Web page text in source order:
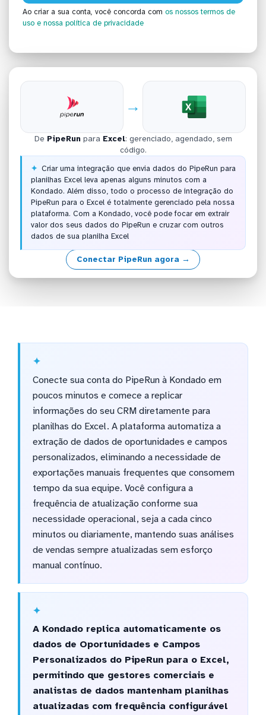
Ao criar a sua conta, você concorda com os nossos termos de
uso e nossa política de privacidade
→
De PipeRunpara Excel: gerenciado, agendado, sem
código.
Criar uma integração que envia dados do PipeRun para
planilhas Excel leva apenas alguns minutos com a
Kondado. Além disso, todo o processo de integração do
PipeRun para o Excel é totalmente gerenciado pela nossa
plataforma. Com a Kondado, você pode focar em extrair
valor dos seus dados do PipeRun e cruzar com outros
dados de sua planilha Excel
Conectar PipeRun agora →
Conecte sua conta do PipeRun à Kondado em
poucos minutos e comece a replicar
informações do seu CRM diretamente para
planilhas do Excel. A plataforma automatiza a
extração de dados de oportunidades e campos
personalizados, eliminando a necessidade de
exportações manuais frequentes que consomem
tempo da sua equipe. Você configura a
frequência de atualização conforme sua
necessidade operacional, seja a cada cinco
minutos ou diariamente, mantendo suas análises
de vendas sempre atualizadas sem esforço
manual contínuo.
A Kondado replica automaticamente os
dados de Oportunidades e Campos
Personalizados do PipeRun para o Excel,
permitindo que gestores comerciais e
analistas de dados mantenham planilhas
atualizadas com frequência configurável